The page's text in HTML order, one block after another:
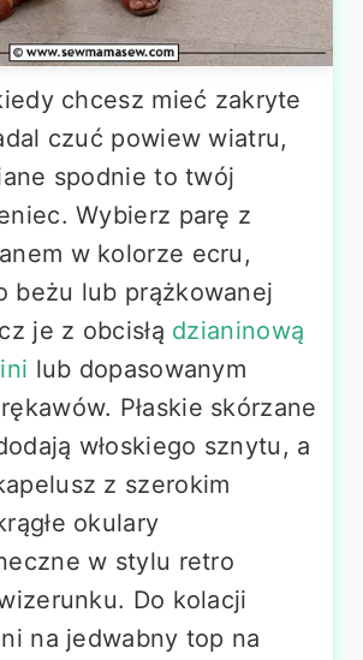
chcesz mieć zakryte
czuć powiew wiatru,
spodnie to twój
Wybierz parę z
w kolorze ecru,
beżu lub prążkowanej
je z obcisłą dzianinową
lub dopasowanym
Płaskie skórzane
włoskiego sznytu, a
z szerokim
okulary
w stylu retro
Do kolacji
na jedwabny top na